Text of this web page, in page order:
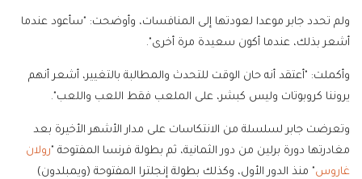
ولم تحدد جابر موعدا لعودتها إلى المنافسات، وأوضحت: "سأعود عندما
أشعر بذلك، عندما أكون سعيدة مرة أخرى".
وأكملت: "أعتقد أنه حان الوقت للتحدث والمطالبة بالتغيير، أشعر أنهم
يروننا كروبوتات وليس كبشر، على الملعب فقط اللعب واللعب".
وتعرضت جابر لسلسلة من الانتكاسات على مدار الأشهر الأخيرة بعد
مغادرتها دورة برلين من دور الثمانية، ثم بطولة فرنسا المفتوحة "رولان
غاروس" منذ الدور الأول، وكذلك بطولة إنجلترا المفتوحة (ويمبلدون)